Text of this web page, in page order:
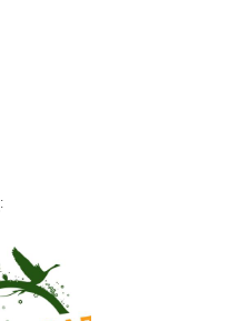
: